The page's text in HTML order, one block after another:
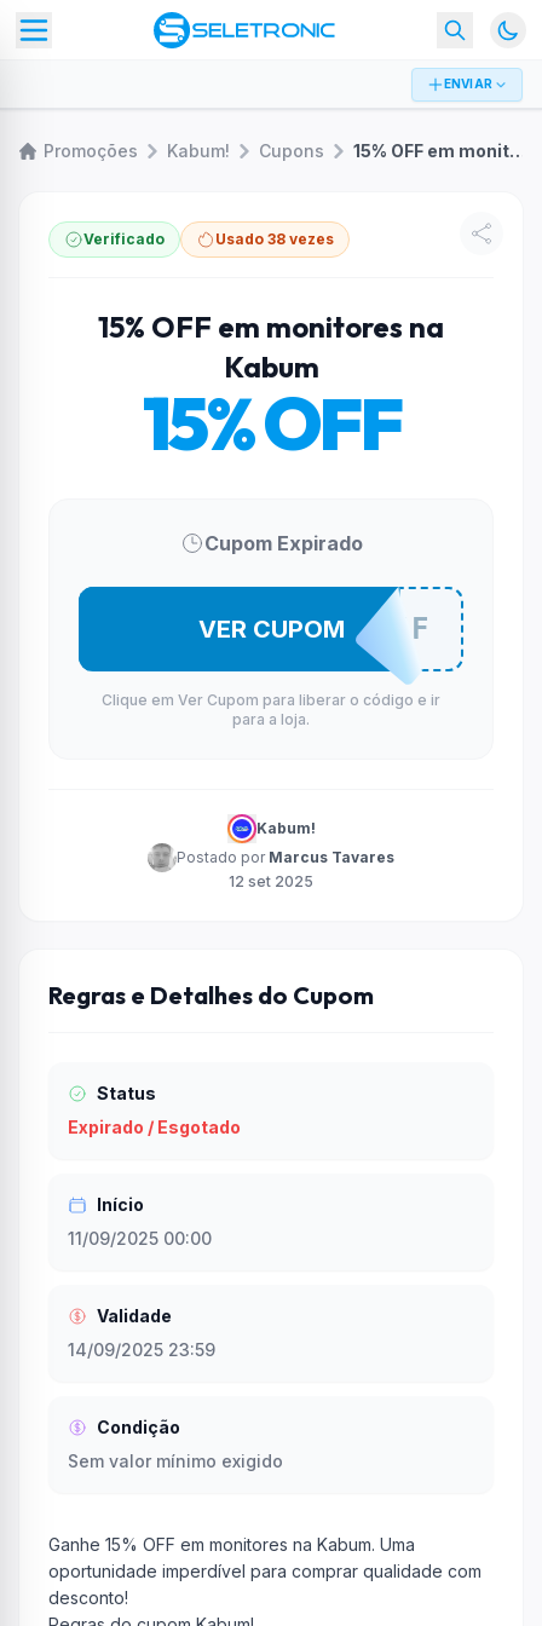
ENVIAR
Promoções Kabum! Cupons 15% OFF em monitores na Kabum
Verificado Usado 38 vezes
15% OFF em monitores na
Kabum
15% OFF
Cupom Expirado
MONITOR15OFF
VER CUPOM
Clique em Ver Cupom para liberar o código e ir
para a loja.
Kabum!
Postado por Marcus Tavares
12 set 2025
Regras e Detalhes do Cupom
Status
Expirado / Esgotado
Início
11/09/2025 00:00
Validade
14/09/2025 23:59
Condição
Sem valor mínimo exigido
Ganhe 15% OFF em monitores na Kabum. Uma
oportunidade imperdível para comprar qualidade com
desconto!